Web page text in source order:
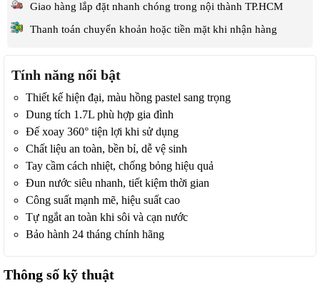
Giao hàng lắp đặt nhanh chóng trong nội thành TP.HCM
Thanh toán chuyển khoản hoặc tiền mặt khi nhận hàng
Tính năng nổi bật
Thiết kế hiện đại, màu hồng pastel sang trọng
Dung tích 1.7L phù hợp gia đình
Đế xoay 360° tiện lợi khi sử dụng
Chất liệu an toàn, bền bỉ, dễ vệ sinh
Tay cầm cách nhiệt, chống bỏng hiệu quả
Đun nước siêu nhanh, tiết kiệm thời gian
Công suất mạnh mẽ, hiệu suất cao
Tự ngắt an toàn khi sôi và cạn nước
Bảo hành 24 tháng chính hãng
Thông số kỹ thuật